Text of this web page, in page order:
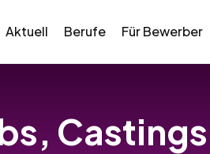
Aktuell Berufe Für Bewerber